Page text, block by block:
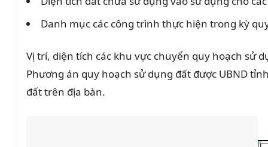
Danh mục các công trình thực hiện trong kỳ
Vị trí, diện tích các khu vực chuyển quy hoạch sử
Phương án quy hoạch sử dụng đất được UBND
đất trên địa bàn.